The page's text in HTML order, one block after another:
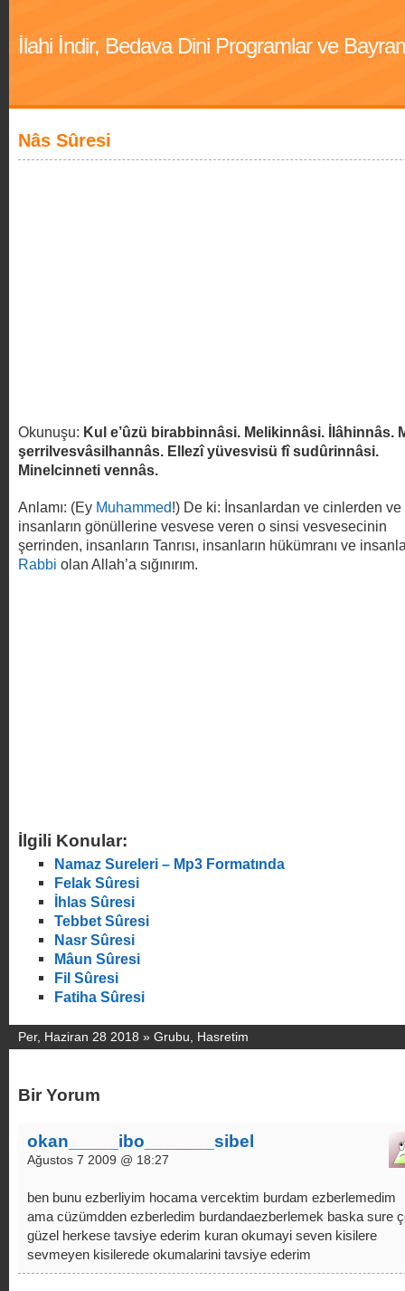
İlahi İndir, Bedava Dini Programlar ve
Nâs Sûresi
Okunuşu: Kul e’ûzü birabbinnâsi. Melikinnâsi. İlâhinnâs.
şerrilvesvâsilhannâs. Ellezî yüvesvisü fî sudûrinnâsi.
Minelcinneti vennâs.
Anlamı: (Ey Muhammed!) De ki: İnsanlardan ve cinlerden ve
insanların gönüllerine vesvese veren o sinsi vesvesecinin
şerrinden, insanların Tanrısı, insanların hükümranı ve
Rabbi olan Allah’a sığınırım.
İlgili Konular:
Namaz Sureleri – Mp3 Formatında
Felak Sûresi
İhlas Sûresi
Tebbet Sûresi
Nasr Sûresi
Mâun Sûresi
Fil Sûresi
Fatiha Sûresi
Per, Haziran 28 2018 » Grubu Hasretim
Bir Yorum
okan_____ibo_______sibel
Ağustos 7 2009 @ 18:27
ben bunu ezberliyim hocama vercektim burdam ezberlemedim
ama cüzümdden ezberledim burdandaezberlemek baska sure
güzel herkese tavsiye ederim kuran okumayi seven kisilere
sevmeyen kisilerede okumalarini tavsiye ederim